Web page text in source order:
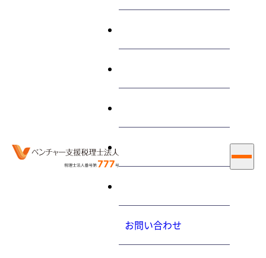
お問い合わせ
期末に決算賞与を払う予定
です。今期の費用となりま
大内力の経営コラム2015.8.26（水）
大内力の経営コラム